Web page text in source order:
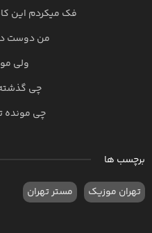
فک میکردم این
من دوست
ولی
چی گذشته
چی مونده
برچسب ها
تهران موزیک مستر تهران